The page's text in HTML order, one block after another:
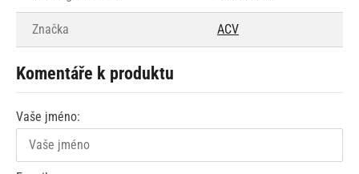
Značka ACV
Komentáře k produktu
Vaše jméno: